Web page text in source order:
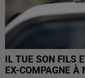
IL TUE SON FILS
EX-COMPAGNE À